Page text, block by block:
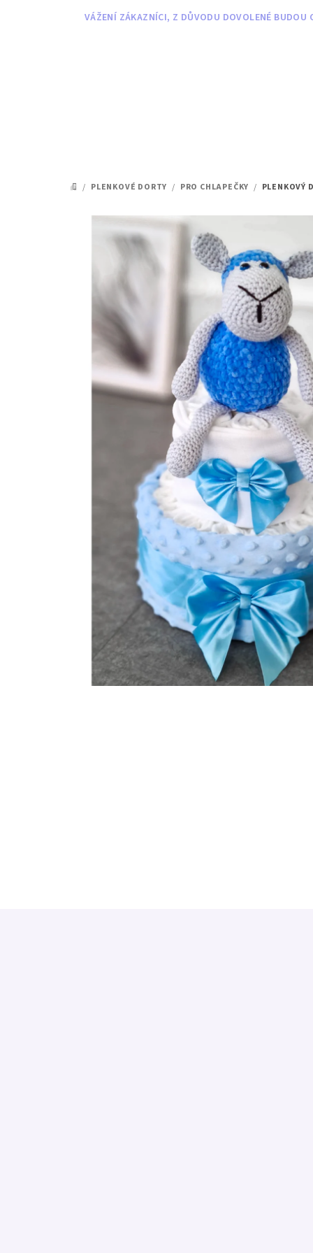
VÁŽENÍ ZÁKAZNÍCI, Z DŮVODU DOVOLENÉ
DOMŮ
/ PLENKOVÉ DORTY / PRO CHLAPEČKY / PLENKOVÝ